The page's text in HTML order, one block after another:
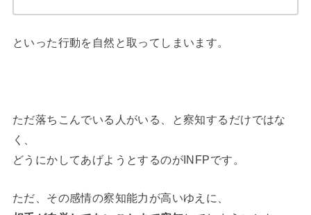
といった行動を自然と取ってしまいます。
ただ落ちこんでいる人がいる、と察知するだけではな
く、
どうにかしてあげようとするのがINFPです。
ただ、その感情の察知能力が高いゆえに、